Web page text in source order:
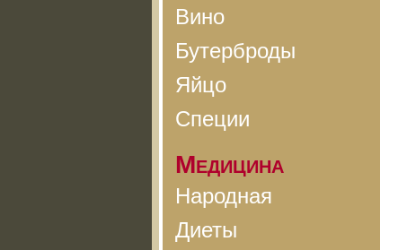
Вино
Бутерброды
Яйцо
Специи
Медицина
Народная
Диеты